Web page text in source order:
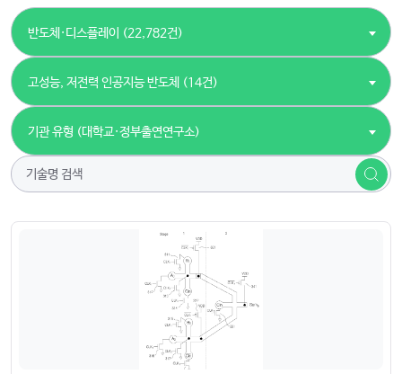
반도체·디스플레이 (22,782건)
고성능, 저전력 인공지능 반도체 (14건)
기관 유형 (대학교·정부출연연구소)